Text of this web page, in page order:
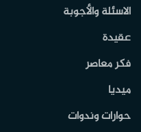
الاسئلة والأجوبة
عقيدة
فكر معاصر
ميديا
حوارات وندوات